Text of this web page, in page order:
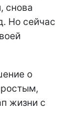
снова
Но сейчас
о
жизни с